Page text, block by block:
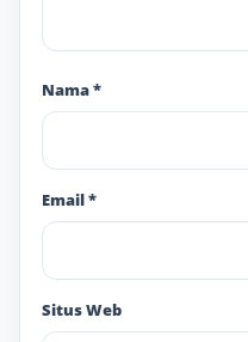
Nama*
Email*
Situs Web